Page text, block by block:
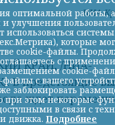
НИА-
© НИА
КРАЙ, /НИА-
. В предстоящие
ждет
оптимальной работы,
улучшения
использоваться
которые
cookie-файлы.
с
cookie-
с вашего
заблокировать
при этом некоторые
в связи с
движка. Подробнее